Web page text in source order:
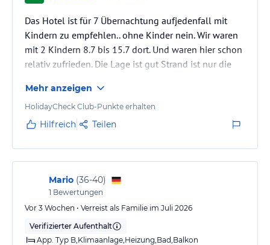
Das Hotel ist für 7 Übernachtung aufjedenfall mit
Kindern zu empfehlen.. ohne Kinder nein. Wir waren
mit 2 Kindern 8.7 bis 15.7 dort. Und waren hier schon
relativ zufrieden. Die Lage ist gut Strand ist nur die
genug und ausreichend.
Mehr anzeigen
HolidayCheck Club-Punkte erhalten
Hilfreich Teilen
Mario (36-40)
1 Bewertungen
Vor 3 Wochen • Verreist als Familie im Juli 2026
Verifizierter Aufenthalt
App. Typ B,Klimaanlage,Heizung,Bad,Balkon